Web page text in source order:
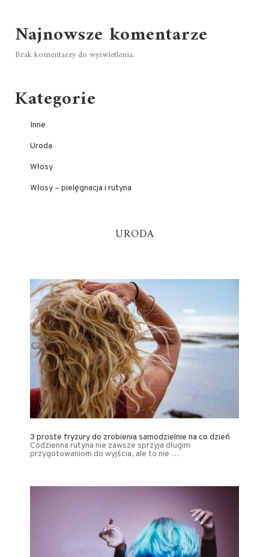
Najnowsze komentarze
Brak komentarzy do wyświetlenia.
Kategorie
Inne
Uroda
Włosy
Włosy – pielęgnacja i rutyna
URODA
3 proste fryzury do zrobienia samodzielnie na co dzień
Codzienna rutyna nie zawsze sprzyja długim
przygotowaniom do wyjścia, ale to nie …